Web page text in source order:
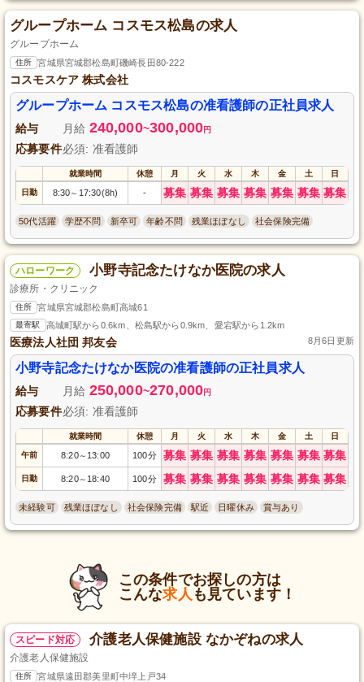
グループホーム コスモス松島の求人
グループホーム
住所 宮城県宮城郡松島町磯崎長田80-222
コスモスケア 株式会社
グループホーム コスモス松島の准看護師の正社員求人
給与 月給 240,000~300,000円
応募要件必須: 准看護師
就業時間 休憩 月 火 水 木 金 土 日
日勤 8:30～ 17:30(8h) - 募集 募集 募集 募集 募集 募集 募集
50代活躍 学歴不問 新卒可 年齢不問 残業ほぼなし 社会保険完備
ハローワーク 小野寺記念たけなか医院の求人
診療所・クリニック
住所 宮城県宮城郡松島町高城61
最寄駅 高城町駅から0.6km、松島駅から0.9km、愛宕駅から1.2km
医療法人社団 邦友会 8月6日更新
小野寺記念たけなか医院の准看護師の正社員求人
給与 月給 250,000~270,000円
応募要件必須: 准看護師
就業時間 休憩 月 火 水 木 金 土 日
午前 8:20～ 13:00 100分 募集 募集 募集 募集 募集 募集 募集
日勤 8:20～ 18:40 100分 募集 募集 募集 募集 募集 募集 募集
未経験可 残業ほぼなし 社会保険完備 駅近 日曜休み 賞与あり
この条件でお探しの方は
こんな求人 も見ています！
スピード対応 介護老人保健施設 なかぞねの求人
介護老人保健施設
住所 宮城県遠田郡美里町中埣上戸34